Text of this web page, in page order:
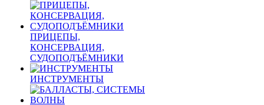
ПРИЦЕПЫ,
КОНСЕРВАЦИЯ,
СУДОПОДЪЁМНИКИ
ИНСТРУМЕНТЫ